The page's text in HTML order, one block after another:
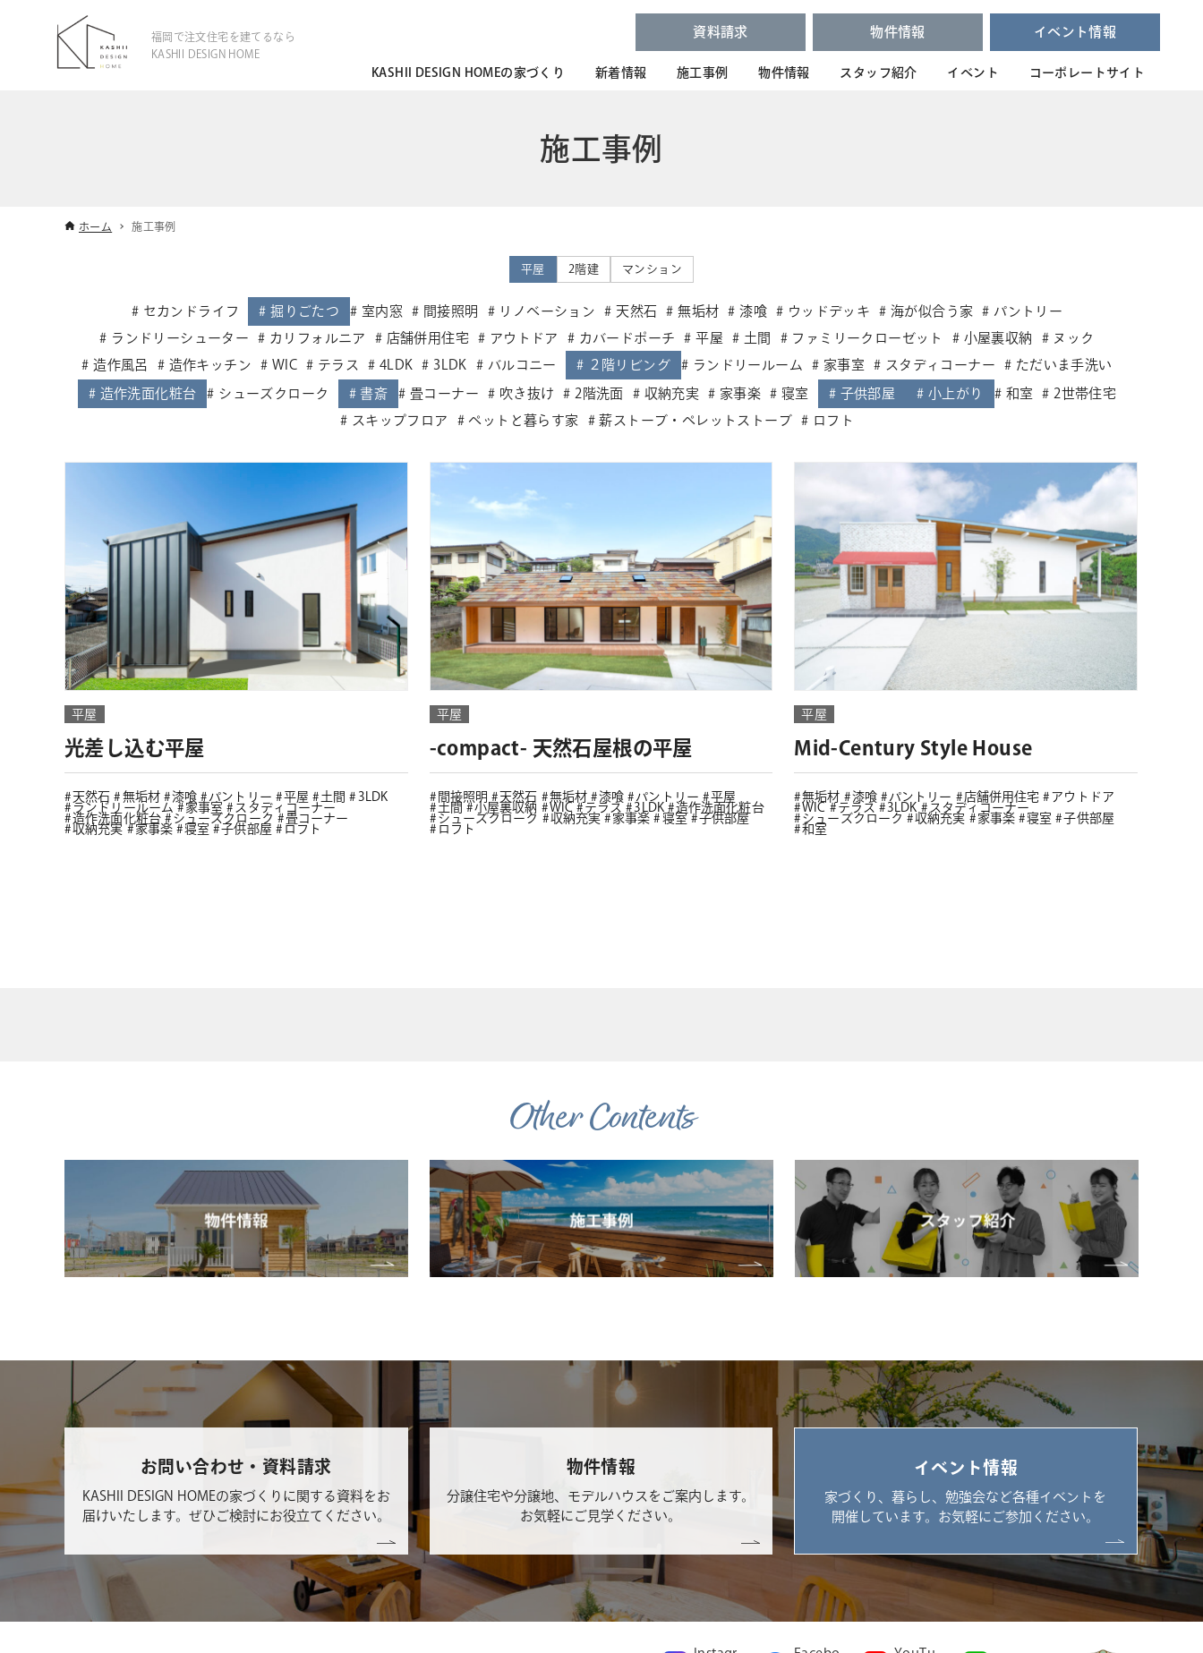
福岡で注文住宅を建てるなら
KASHII DESIGN HOME
資料請求 物件情報 イベント情報
KASHII DESIGN HOMEの家づくり 新着情報 施工事例 物件情報 スタッフ紹介 イベント コーポレートサイト
施工事例
ホーム 施工事例
平屋 2階建 マンション
セカンドライフ 掘りごたつ 室内窓 間接照明 リノベーション 天然石 無垢材 漆喰 ウッドデッキ 海が似合う家
パントリー
ランドリーシューター
カリフォルニア 店舗併用住宅 アウトドア カバードポーチ 平屋 土間 ファミリークローゼット 小屋裏収納
ヌック
造作風呂
造作キッチン WIC テラス 4LDK 3LDK バルコニー ２階リビング ランドリールーム 家事室 スタディコーナー ただいま手洗い
造作洗面化粧台 シューズクローク 書斎 畳コーナー 吹き抜け 2階洗面 収納充実 家事楽 寝室 子供部屋 小上がり 和室
2世帯住宅
スキップフロア
ペットと暮らす家 薪ストーブ・ペレットストーブ ロフト
平屋
光差し込む平屋
天然石 無垢材 漆喰 パントリー 平屋 土間
3LDK
ランドリールーム
家事室
スタディコーナー
造作洗面化粧台
シューズクローク
畳コーナー
収納充実
家事楽 寝室 子供部屋 ロフト
平屋
-compact- 天然石屋根の平屋
間接照明 天然石 無垢材 漆喰 パントリー
平屋
土間
小屋裏収納 WIC テラス 3LDK
造作洗面化粧台
シューズクローク
収納充実 家事楽 寝室
子供部屋
ロフト
平屋
Mid-Century Style House
無垢材 漆喰 パントリー 店舗併用住宅
アウトドア
WIC
テラス 3LDK
スタディコーナー
シューズクローク
収納充実 家事楽 寝室
子供部屋
和室
Other Contents
お問い合わせ・資料請求
KASHII DESIGN HOMEの家づくりに関する資料をお
届けいたします。ぜひご検討にお役立てください。
物件情報
分譲住宅や分譲地、モデルハウスをご案内します。
お気軽にご見学ください。
イベント情報
家づくり、暮らし、勉強会など各種イベントを
開催しています。お気軽にご参加ください。